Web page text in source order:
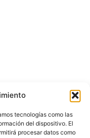
tecnologías como las
del dispositivo. El
procesar datos como